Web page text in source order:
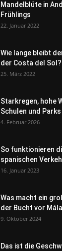
Mandelblüte in
Frühlings
22. Januar 2022
Wie lange bleibt
der Costa del Sol?
25. März 2022
Starkregen, hohe
Schulen und
4. Februar 2026
So funktionieren
spanischen
16. Januar 2023
Was macht ein
der Bucht vor
9. Oktober 2024
Das ist die